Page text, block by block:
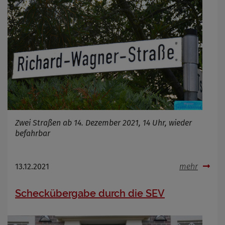
Zwei Straßen ab 14. Dezember 2021, 14 Uhr, wieder
befahrbar
13.12.2021 mehr
Scheckübergabe durch die SEV
Cookie Name
Cookie Laufzeit
Infos schließen